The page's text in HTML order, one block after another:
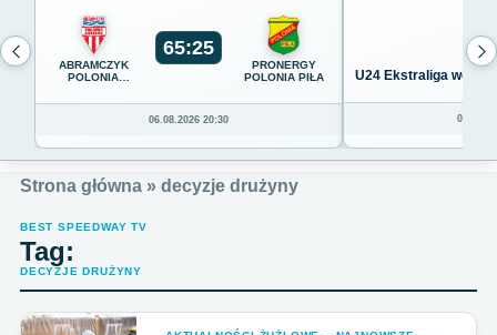
ABRAMCZYK
POLONIA
65:25
PRONERGY
POLONIA PIŁA
06.08.2026 20:30
U24 Ekstraliga we
Strona główna » decyzje drużyny
BEST SPEEDWAY TV
Tag:
DECYZJE DRUŻYNY